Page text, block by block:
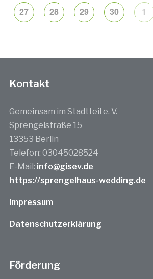
27 28 29 30 1
Kontakt
Gemeinsam im Stadtteil e. V.
Sprengelstraße 15
13353 Berlin
Telefon: 03045028524
E-Mail: info@gisev.de
https://sprengelhaus-wedding.de
Impressum
Datenschutzerklärung
Förderung